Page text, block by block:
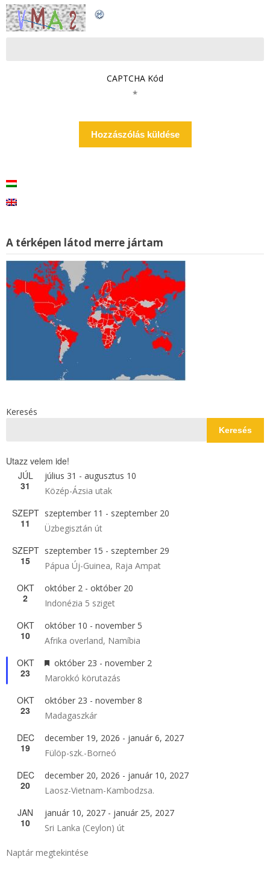
CAPTCHA Kód
*
A térképen látod merre jártam
Keresés
Keresés
Utazz velem ide!
JÚL
31
július 31 - augusztus 10
Közép-Ázsia utak
SZEPT
11
szeptember 11 - szeptember 20
Üzbegisztán út
SZEPT
15
szeptember 15 - szeptember 29
Pápua Új-Guinea, Raja Ampat
OKT
2
október 2 - október 20
Indonézia 5 sziget
OKT
10
október 10 - november 5
Afrika overland, Namíbia
OKT
23
Kiemelt
október 23 - november 2
Marokkó körutazás
OKT
23
október 23 - november 8
Madagaszkár
DEC
19
december 19, 2026 - január 6, 2027
Fülöp-szk.-Borneó
DEC
20
december 20, 2026 - január 10, 2027
Laosz-Vietnam-Kambodzsa.
JAN
10
január 10, 2027 - január 25, 2027
Sri Lanka (Ceylon) út
Naptár megtekintése